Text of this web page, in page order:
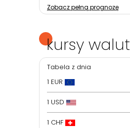
Zobacz pełną prognozę
kursy walut
Tabela z dnia
1 EUR
1 USD
1 CHF